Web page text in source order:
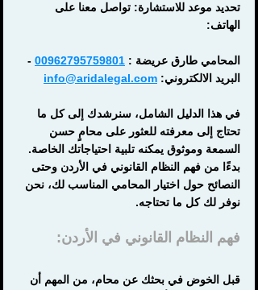
تحديد موعد للاستشارة: تواصل معنا على
الهاتف:
المحامي طارق عريضة : 00962795759801
-
البريد الالكتروني: info@aridalegal.com
في هذا الدليل الشامل، سنرشدك إلى كل ما
تحتاج إلى معرفته للعثور على محامٍ حسن
السمعة وموثوق يمكنه تلبية احتياجاتك الخاصة.
بدءًا من فهم النظام القانوني في الأردن وحتى
النصائح حول اختيار المحامي المناسب لك، نحن
نوفر لك كل ما تحتاجه.
فهم النظام القانوني في الأردن:
قبل الخوض في بحثك عن محام، من المهم أن